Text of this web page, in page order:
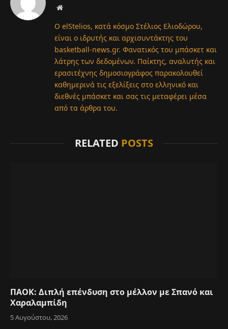
Website
Ο elStelios, κατά κόσμο Στέλιος Ελιοδώρου,
είναι ο ιδρυτής και αρχισυντάκτης του
basketball-news.gr. Φανατικός του μπάσκετ και
λάτρης των δεδομένων. Παίκτης, αναλυτής και
ερασιτέχνης δημοσιογράφος παρακολουθεί
καθημερινά τις εξελίξεις στο ελληνικό και
διεθνές μπάσκετ και σας τις μεταφέρει μέσα
από τα άρθρα του.
RELATED POSTS
ΠΑΟΚ: Διπλή επένδυση στο μέλλον με Σπανό και
Χαραλαμπίδη
5 Αυγούστου, 2026